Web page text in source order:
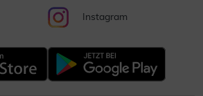
Instagram